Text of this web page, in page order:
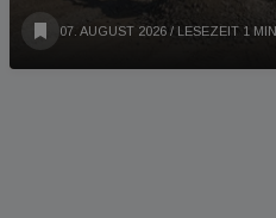
07. AUGUST 2026 / LESEZEIT 1 MIN